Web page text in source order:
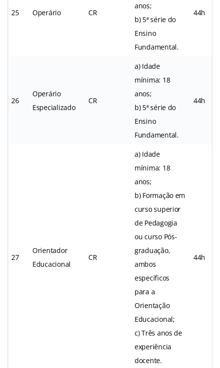
25 Operário CR
anos;
b) 5ª série do
Ensino
Fundamental.
44h
26
Operário
Especializado
CR
a) Idade
mínima: 18
anos;
b) 5ª série do
Ensino
Fundamental.
44h
27
Orientador
Educacional
CR
a) Idade
mínima: 18
anos;
b) Formação em
curso superior
de Pedagogia
ou curso Pós-
graduação,
ambos
específicos
para a
Orientação
Educacional;
c) Três anos de
experiência
docente.
44h